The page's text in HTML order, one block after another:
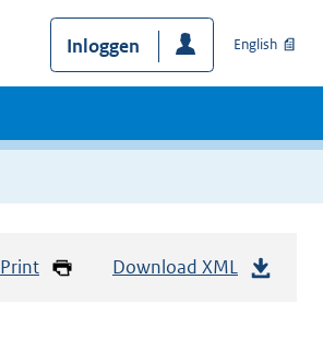
Inloggen English
Print Download XML